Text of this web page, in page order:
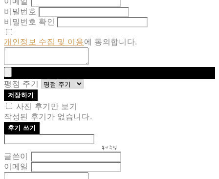
비밀번호
비밀번호 확인
개인정보 수집 및 이용에 동의합니다.
평점 주기
저장하기
사진 후기만 보기
작성된 후기가 없습니다.
후기 쓰기
후기 수정
글쓴이
이메일